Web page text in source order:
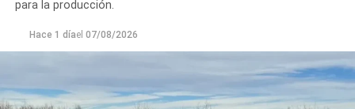
para la producción.
Hace 1 díael 07/08/2026